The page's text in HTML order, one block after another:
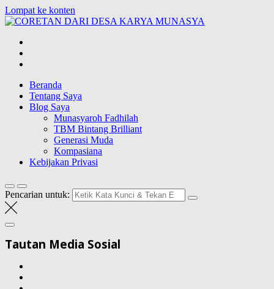
Lompat ke konten
Blog Wong Ndeso yang ingin berbagi berbagai hal di sekitarnya
Beranda
Tentang Saya
Blog Saya
Munasyaroh Fadhilah
TBM Bintang Brilliant
Generasi Muda
Kompasiana
Kebijakan Privasi
Pencarian untuk:
Tautan Media Sosial